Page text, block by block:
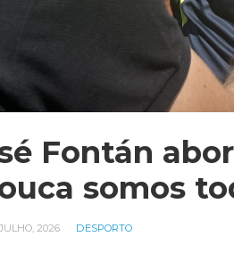
Fontán
somos
2026 DESPORTO